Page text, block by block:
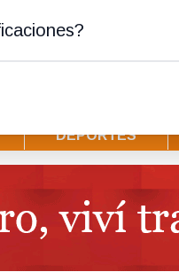
DEPORTES